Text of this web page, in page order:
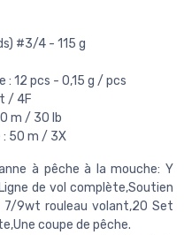
#3/4 - 115 g
: 12 pcs - 0,15 g / pcs
/ 4F
m / 30 lb
: 50 m / 3X
à pêche à la mouche: Y
de vol complète,Soutien
9wt rouleau volant,20 Set
coupe de pêche.